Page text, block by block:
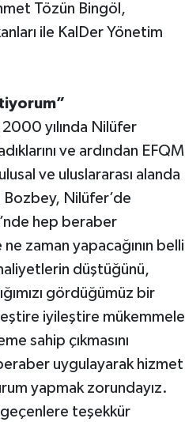
Tözün Bingöl,
ile KalDer Yönetim
yılında Nilüfer
ve ardından EFQM
ve uluslararası alanda
Bozbey, Nilüfer’de
hep beraber
zaman yapacağının belli
düştüğünü,
gördüğümüz bir
iyileştire mükemmele
sahip çıkmasını
uygulayarak hizmet
yapmak zorundayız.
teşekkür